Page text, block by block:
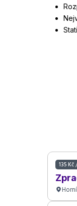
135